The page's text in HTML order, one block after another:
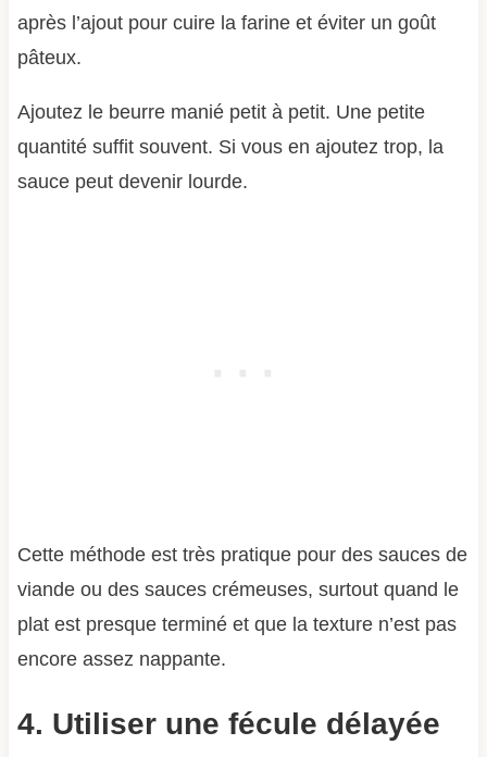
après l’ajout pour cuire la farine et éviter un goût
pâteux.
Ajoutez le beurre manié petit à petit. Une petite
quantité suffit souvent. Si vous en ajoutez trop, la
sauce peut devenir lourde.
Cette méthode est très pratique pour des sauces de
viande ou des sauces crémeuses, surtout quand le
plat est presque terminé et que la texture n’est pas
encore assez nappante.
4. Utiliser une fécule délayée